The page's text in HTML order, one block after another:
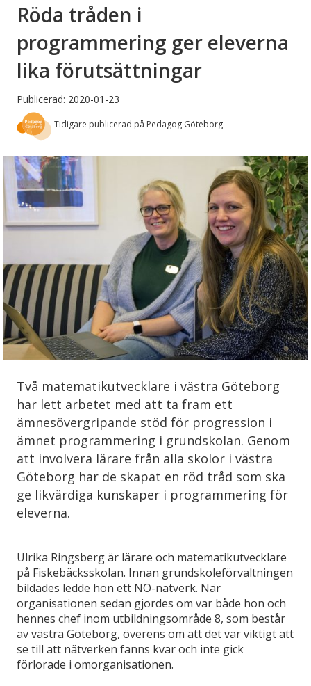
Röda tråden i
programmering ger eleverna
lika förutsättningar
Publicerad: 2020-01-23
Tidigare publicerad på Pedagog Göteborg
Två matematikutvecklare i västra Göteborg
har lett arbetet med att ta fram ett
ämnesövergripande stöd för progression i
ämnet programmering i grundskolan. Genom
att involvera lärare från alla skolor i västra
Göteborg har de skapat en röd tråd som ska
ge likvärdiga kunskaper i programmering för
eleverna.
Ulrika Ringsberg är lärare och matematikutvecklare
på Fiskebäcksskolan. Innan grundskoleförvaltningen
bildades ledde hon ett NO-nätverk. När
organisationen sedan gjordes om var både hon och
hennes chef inom utbildningsområde 8, som består
av västra Göteborg, överens om att det var viktigt att
se till att nätverken fanns kvar och inte gick
förlorade i omorganisationen.